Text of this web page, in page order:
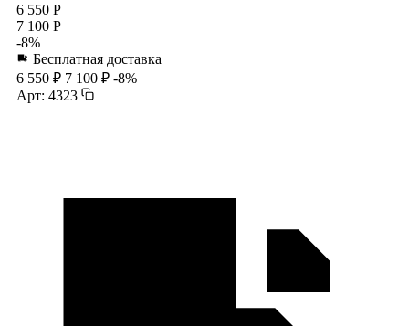
6 550 Р
7 100 Р
-8%
Бесплатная доставка
6 550 ₽ 7 100 ₽ -8%
Арт: 4323